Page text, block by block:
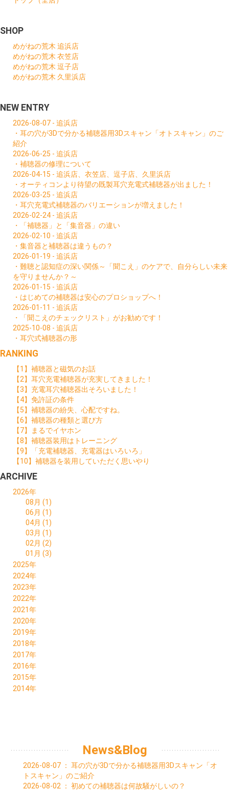
SHOP
めがねの荒木 追浜店
めがねの荒木 衣笠店
めがねの荒木 逗子店
めがねの荒木 久里浜店
NEW ENTRY
2026-08-07 - 追浜店
・耳の穴が3Dで分かる補聴器用3Dスキャン「オトスキャン」のご
紹介
2026-06-25 - 追浜店
・補聴器の修理について
2026-04-15 - 追浜店、衣笠店、逗子店、久里浜店
・オーティコンより待望の既製耳穴充電式補聴器が出ました！
2026-03-25 - 追浜店
・耳穴充電式補聴器のバリエーションが増えました！
2026-02-24 - 追浜店
・「補聴器」と「集音器」の違い
2026-02-10 - 追浜店
・集音器と補聴器は違うもの？
2026-01-19 - 追浜店
・難聴と認知症の深い関係～「聞こえ」のケアで、自分らしい未来
を守りませんか？～
2026-01-15 - 追浜店
・はじめての補聴器は安心のプロショップへ！
2026-01-11 - 追浜店
・「聞こえのチェックリスト」がお勧めです！
2025-10-08 - 追浜店
・耳穴式補聴器の形
RANKING
【1】補聴器と磁気のお話
【2】耳穴充電補聴器が充実してきました！
【3】充電耳穴補聴器出そろいました！
【4】免許証の条件
【5】補聴器の紛失、心配ですね。
【6】補聴器の種類と選び方
【7】まるでイヤホン
【8】補聴器装用はトレーニング
【9】「充電補聴器、充電器はいろいろ」
【10】補聴器を装用していただく思いやり
ARCHIVE
2026年
08月 (1)
06月 (1)
04月 (1)
03月 (1)
02月 (2)
01月 (3)
2025年
10月 (1)
06月 (1)
05月 (1)
03月 (1)
02月 (1)
01月 (2)
2024年
12月 (1)
11月 (2)
10月 (1)
08月 (2)
06月 (2)
04月 (3)
2023年
11月 (1)
10月 (1)
08月 (3)
06月 (3)
05月 (1)
04月 (4)
02月 (2)
01月 (2)
2022年
12月 (2)
11月 (2)
10月 (1)
09月 (2)
05月 (2)
04月 (1)
03月 (1)
02月 (2)
2021年
09月 (1)
08月 (1)
07月 (1)
06月 (1)
05月 (1)
03月 (1)
02月 (1)
01月 (1)
2020年
12月 (1)
11月 (1)
09月 (1)
07月 (1)
06月 (2)
05月 (3)
04月 (1)
2019年
12月 (2)
11月 (1)
10月 (3)
09月 (2)
08月 (2)
06月 (1)
2018年
12月 (1)
11月 (1)
09月 (2)
06月 (1)
05月 (1)
2017年
09月 (1)
2016年
12月 (1)
09月 (1)
2015年
2014年
News&Blog
2026-08-07 ： 耳の穴が3Dで分かる補聴器用3Dスキャン「オ
トスキャン」のご紹介
2026-08-02 ： 初めての補聴器は何故騒がしいの？